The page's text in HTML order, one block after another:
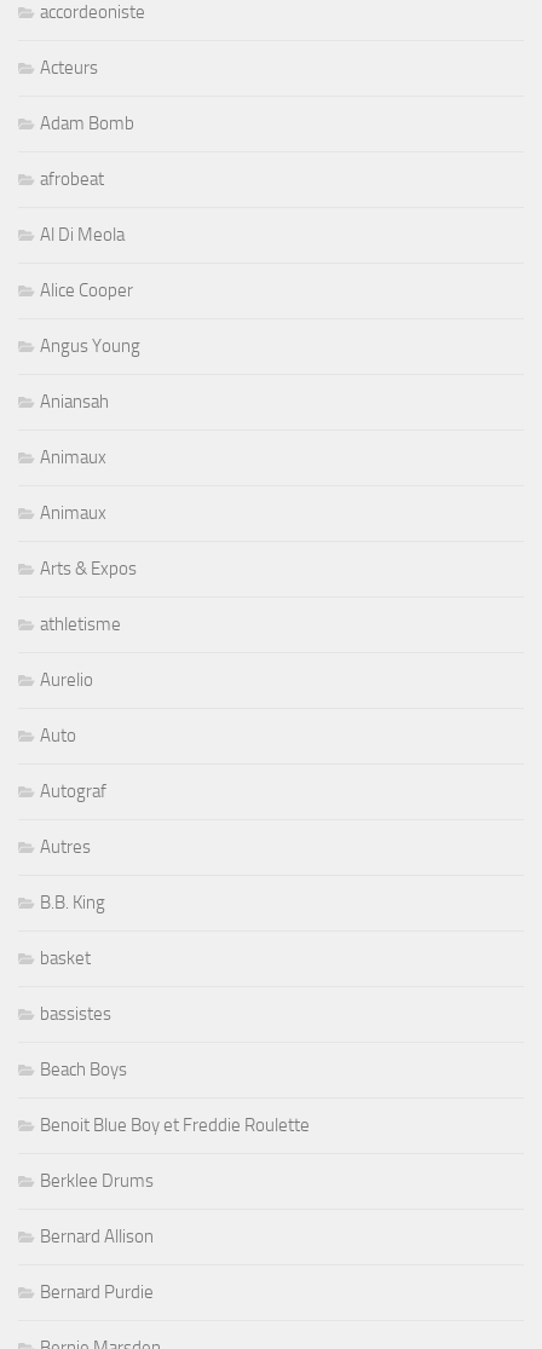
accordeoniste
Acteurs
Adam Bomb
afrobeat
Al Di Meola
Alice Cooper
Angus Young
Aniansah
Animaux
Animaux
Arts & Expos
athletisme
Aurelio
Auto
Autograf
Autres
B.B. King
basket
bassistes
Beach Boys
Benoit Blue Boy et Freddie Roulette
Berklee Drums
Bernard Allison
Bernard Purdie